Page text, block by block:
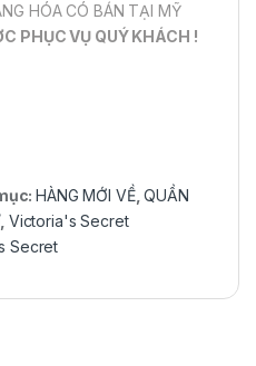
HÓA CÓ BÁN TẠI MỸ
PHỤC VỤ QUÝ KHÁCH !
HÀNG MỚI VỀ,QUẦN
, Victoria's Secret
Secret